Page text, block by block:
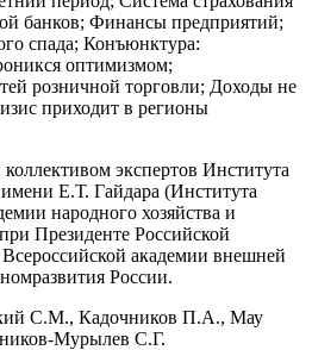
банков; Финансы предприятий;
спада; Конъюнктура:
оптимизмом;
розничной торговли; Доходы не
приходит в регионы
экспертов Института
Е.Т. Гайдара (Института
народного хозяйства и
Президенте Российской
академии внешней
России.
С.М., Кадочников П.А., Мау
Мурылев С.Г.